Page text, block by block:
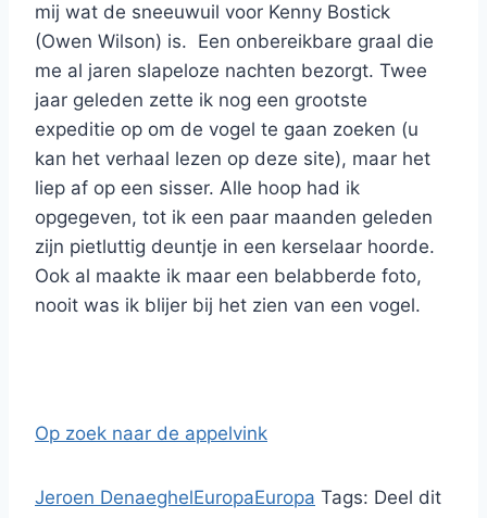
mij wat de sneeuwuil voor Kenny Bostick
(Owen Wilson) is. Een onbereikbare graal die
me al jaren slapeloze nachten bezorgt. Twee
jaar geleden zette ik nog een grootste
expeditie op om de vogel te gaan zoeken (u
kan het verhaal lezen op deze site), maar het
liep af op een sisser. Alle hoop had ik
opgegeven, tot ik een paar maanden geleden
zijn pietluttig deuntje in een kerselaar hoorde.
Ook al maakte ik maar een belabberde foto,
nooit was ik blijer bij het zien van een vogel.
Op zoek naar de appelvink
Jeroen DenaeghelEuropaEuropa Tags: Deel dit